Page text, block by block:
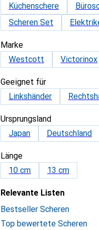
Küchenschere
Scheren Set
Marke
Westcott
Victorinox
Geeignet für
Linkshänder
Ursprungsland
Japan
Deutschland
Länge
10 cm
13 cm
Relevante Listen
Bestseller Scheren
Top bewertete Scheren